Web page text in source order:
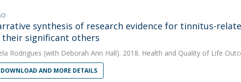
synthesis of research evidence for tinnitus-
their significant others
Rodrigues (with Deborah Ann Hall). 2018. Health and Quality of Life
DOWNLOAD AND MORE DETAILS